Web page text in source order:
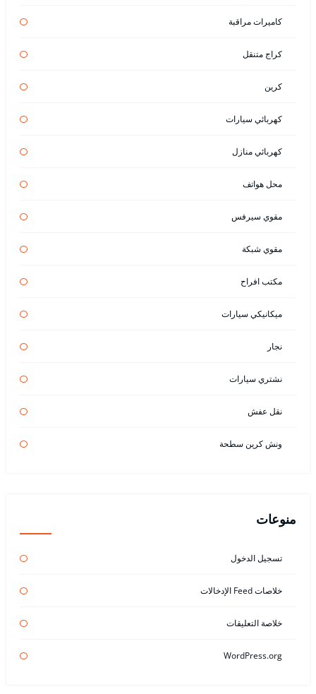
كاميرات مراقبة
كراج متنقل
كرين
كهربائي سيارات
كهربائي منازل
محل هواتف
مقوي سيرفس
مقوي شبكة
مكتب افراح
ميكانيكي سيارات
نجار
نشتري سيارات
نقل عفش
ونش كرين سطحة
منوعات
تسجيل الدخول
خلاصات Feed الإدخالات
خلاصة التعليقات
WordPress.org